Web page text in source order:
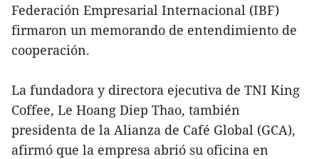
Federación Empresarial Internacional (IBF)
firmaron un memorando de entendimiento de
cooperación.
La fundadora y directora ejecutiva de TNI King
Coffee, Le Hoang Diep Thao, también
presidenta de la Alianza de Café Global (GCA),
afirmó que la empresa abrió su oficina en